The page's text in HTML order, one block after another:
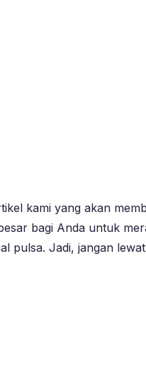
kami yang akan
bagi Anda untuk
pulsa. Jadi, jangan